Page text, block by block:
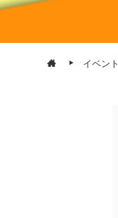
イベント